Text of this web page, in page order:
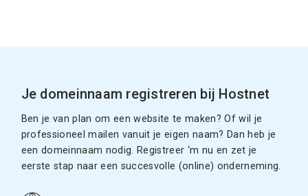
Je domeinnaam registreren bij Hostnet
Ben je van plan om een website te maken? Of wil je
professioneel mailen vanuit je eigen naam? Dan heb je
een domeinnaam nodig. Registreer ‘m nu en zet je
eerste stap naar een succesvolle (online) onderneming.